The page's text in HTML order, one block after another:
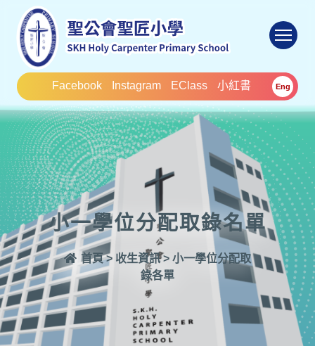
Facebook Instagram EClass 小紅書 Eng
小一學位分配取錄名單
首頁 > 收生資訊 > 小一學位分配取
錄各單